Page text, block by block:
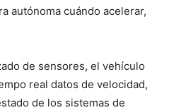
autónoma cuándo acelerar,
de sensores, el vehículo
real datos de velocidad,
de los sistemas de